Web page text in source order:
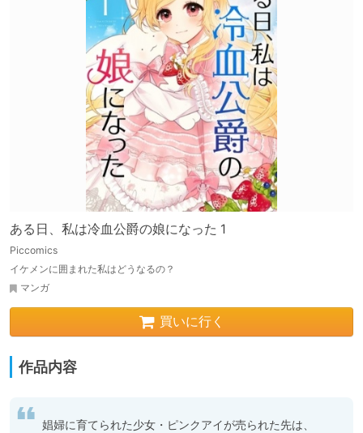
ある日、私は冷血公爵の娘になった 1
Piccomics
イケメンに囲まれた私はどうなるの？
マンガ
買いに行く
作品内容
娼婦に育てられた少女・ピンクアイが売られた先は、